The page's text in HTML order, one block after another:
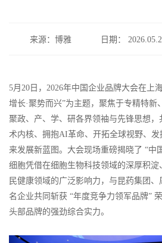
来源：博雅 日期：
5月20日，2026年中国企业品牌大会在上
增长·聚势而兴”为主题，聚焦于专精特新
聚政、产、学、研各界领袖与先锋思想
术内核、拥抱AI革命、开拓全球视野、
来发展新蓝图。大会现场重磅揭晓了 “中
细胞凭借在细胞生物科技领域的深厚积
民健康领域的广泛影响力，与 昆药集团 、
名企业共同斩获 “年度竞争力领军品牌”
头部品牌的强劲综合实力。